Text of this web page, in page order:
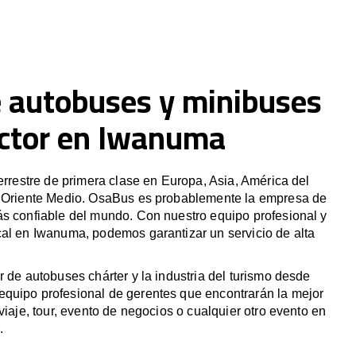
y minibuses
en Iwanuma
de primera clase en Europa, Asia, América del
Medio. OsaBus es probablemente la empresa de
confiable del mundo. Con nuestro equipo profesional y
en Iwanuma, podemos garantizar un servicio de alta
de autobuses chárter y la industria del turismo desde
profesional de gerentes que encontrarán la mejor
tour, evento de negocios o cualquier otro evento en